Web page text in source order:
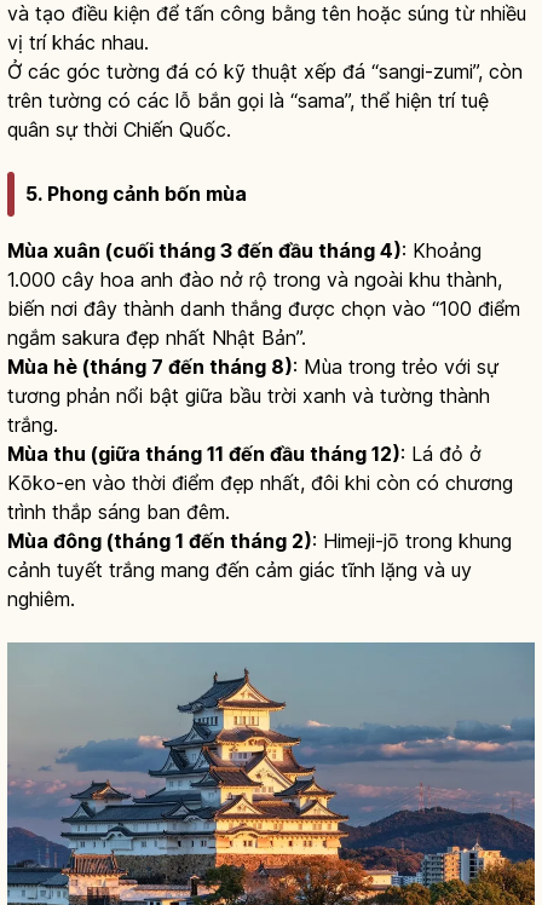
và tạo điều kiện để tấn công bằng tên hoặc súng từ nhiều
vị trí khác nhau.
Ở các góc tường đá có kỹ thuật xếp đá “sangi-zumi”, còn
trên tường có các lỗ bắn gọi là “sama”, thể hiện trí tuệ
quân sự thời Chiến Quốc.
5. Phong cảnh bốn mùa
Mùa xuân (cuối tháng 3 đến đầu tháng 4): Khoảng
1.000 cây hoa anh đào nở rộ trong và ngoài khu thành,
biến nơi đây thành danh thắng được chọn vào “100 điểm
ngắm sakura đẹp nhất Nhật Bản”.
Mùa hè (tháng 7 đến tháng 8): Mùa trong trẻo với sự
tương phản nổi bật giữa bầu trời xanh và tường thành
trắng.
Mùa thu (giữa tháng 11 đến đầu tháng 12): Lá đỏ ở
Kōko-en vào thời điểm đẹp nhất, đôi khi còn có chương
trình thắp sáng ban đêm.
Mùa đông (tháng 1 đến tháng 2): Himeji-jō trong khung
cảnh tuyết trắng mang đến cảm giác tĩnh lặng và uy
nghiêm.